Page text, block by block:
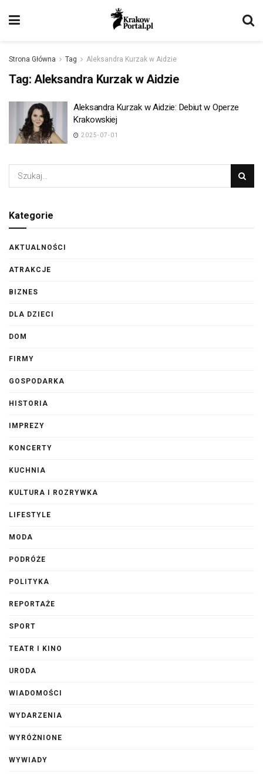
Strona Główna Tag Aleksandra Kurzak w Aidzie
Tag: Aleksandra Kurzak w Aidzie
Aleksandra Kurzak w Aidzie: Debiut w Operze
Krakowskiej
2025-07-01
Kategorie
AKTUALNOŚCI
ATRAKCJE
BIZNES
DLA DZIECI
DOM
FIRMY
GOSPODARKA
HISTORIA
IMPREZY
KONCERTY
KUCHNIA
KULTURA I ROZRYWKA
LIFESTYLE
MODA
PODRÓŻE
POLITYKA
REPORTAŻE
SPORT
TEATR I KINO
URODA
WIADOMOŚCI
WYDARZENIA
WYRÓŻNIONE
WYWIADY